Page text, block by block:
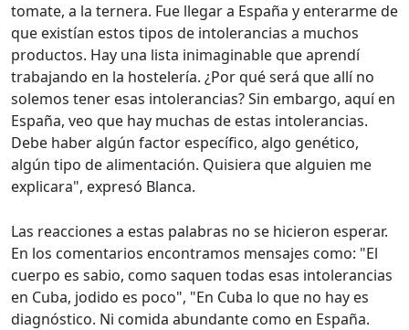
tomate, a la ternera. Fue llegar a España y enterarme de
que existían estos tipos de intolerancias a muchos
productos. Hay una lista inimaginable que aprendí
trabajando en la hostelería. ¿Por qué será que allí no
solemos tener esas intolerancias? Sin embargo, aquí en
España, veo que hay muchas de estas intolerancias.
Debe haber algún factor específico, algo genético,
algún tipo de alimentación. Quisiera que alguien me
explicara", expresó Blanca.
Las reacciones a estas palabras no se hicieron esperar.
En los comentarios encontramos mensajes como: "El
cuerpo es sabio, como saquen todas esas intolerancias
en Cuba, jodido es poco", "En Cuba lo que no hay es
diagnóstico. Ni comida abundante como en España.